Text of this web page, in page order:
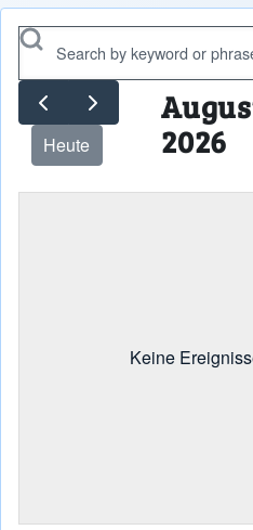
Search
Heute
2026
Keine